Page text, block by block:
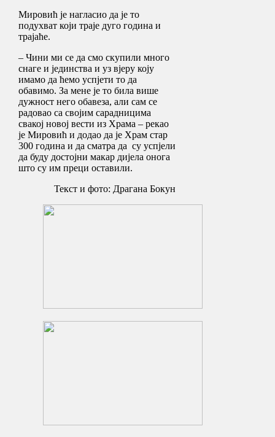
Мировић је нагласио да је то
подухват који траје дуго година и
трајаће.
– Чини ми се да смо скупили много
снаге и јединства и уз вјеру коју
имамо да ћемо успјети то да
обавимо. За мене је то била више
дужност него обавеза, али сам се
радовао са својим сарадницима
свакој новој вести из Храма – рекао
је Мировић и додао да је Храм стар
300 година и да сматра да су успјели
да буду достојни макар дијела онога
што су им преци оставили.
Текст и фото: Драгана Бокун